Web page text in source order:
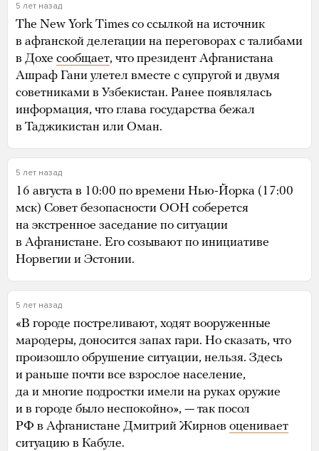
5 лет назад
The New York Times со ссылкой на источник
в афганской делегации на переговорах с талибами
в Дохе сообщает, что президент Афганистана
Ашраф Гани улетел вместе с супругой и двумя
советниками в Узбекистан. Ранее появлялась
информация, что глава государства бежал
в Таджикистан или Оман.
5 лет назад
16 августа в 10:00 по времени Нью-Йорка (17:00
мск) Совет безопасности ООН соберется
на экстренное заседание по ситуации
в Афганистане. Его созывают по инициативе
Норвегии и Эстонии.
5 лет назад
«В городе постреливают, ходят вооруженные
мародеры, доносится запах гари. Но сказать, что
произошло обрушение ситуации, нельзя. Здесь
и раньше почти все взрослое население,
да и многие подростки имели на руках оружие
и в городе было неспокойно», — так посол
РФ в Афганистане Дмитрий Жирнов оценивает
ситуацию в Кабуле.